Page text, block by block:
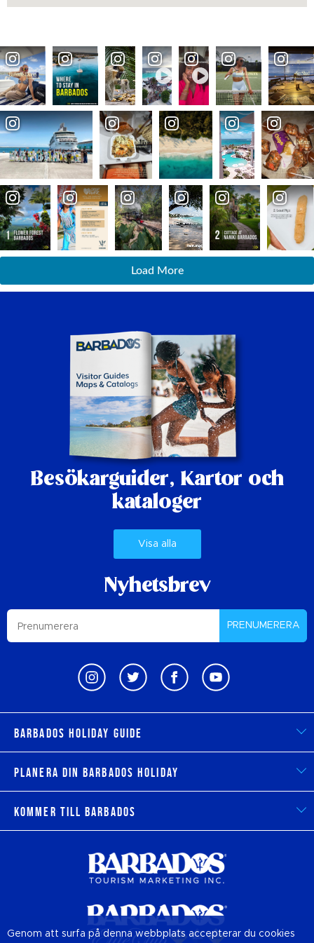
Load More
Besökarguider, Kartor och
kataloger
Visa alla
Nyhetsbrev
PRENUMERERA
Barbados Holiday Guide
Planera din Barbados Holiday
Kommer till Barbados
Genom att surfa på denna webbplats accepterar du cookies